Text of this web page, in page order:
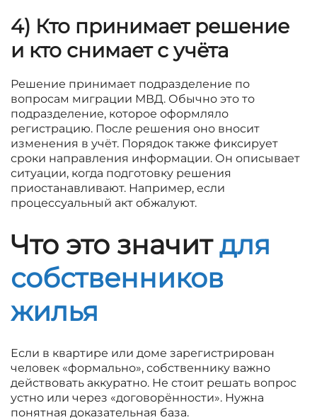
4) Кто принимает решение
и кто снимает с учёта
Решение принимает подразделение по
вопросам миграции МВД. Обычно это то
подразделение, которое оформляло
регистрацию. После решения оно вносит
изменения в учёт. Порядок также фиксирует
сроки направления информации. Он описывает
ситуации, когда подготовку решения
приостанавливают. Например, если
процессуальный акт обжалуют.
Что это значитдля
собственников
жилья
Если в квартире или доме зарегистрирован
человек «формально», собственнику важно
действовать аккуратно. Не стоит решать вопрос
устно или через «договорённости». Нужна
понятная доказательная база.